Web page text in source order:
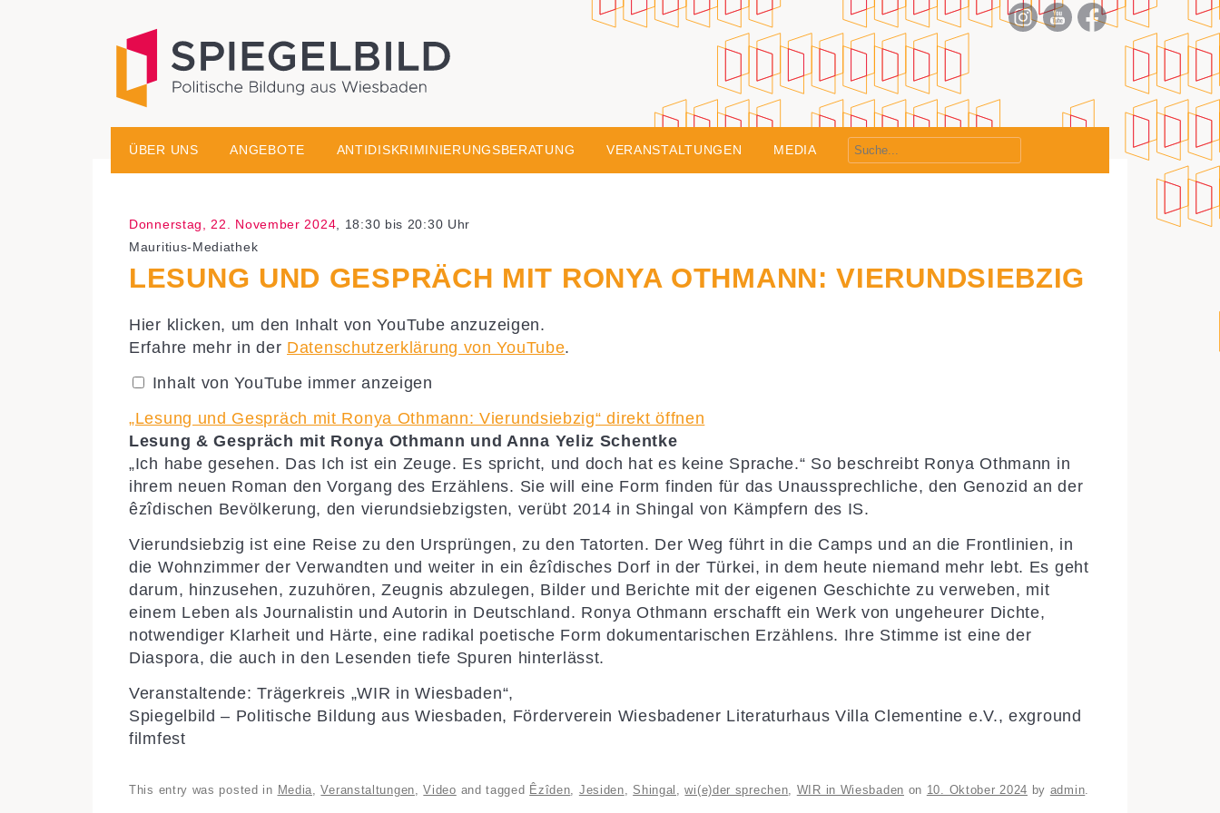
Spiegelbild – Politische Bildung aus Wiesbaden
Skip to content
ÜBER UNS ANGEBOTE ANTIDISKRIMINIERUNGSBERATUNG VERANSTALTUNGEN MEDIA
Donnerstag, 22. November 2024 , 18:30 bis 20:30 Uhr
Mauritius-Mediathek
LESUNG UND GESPRÄCH MIT RONYA OTHMANN: VIERUNDSIEBZIG
„Lesung
und
Gespräch
Ronya
Othmann:
von
YouTube
anzeigen
Hier klicken, um den Inhalt von YouTube anzuzeigen.
Erfahre mehr in der Datenschutzerklärung von YouTube.
Inhalt von YouTube immer anzeigen
„Lesung und Gespräch mit Ronya Othmann: Vierundsiebzig“ direkt öffnen
Lesung & Gespräch mit Ronya Othmann und Anna Yeliz Schentke
„Ich habe gesehen. Das Ich ist ein Zeuge. Es spricht, und doch hat es keine Sprache.“ So beschreibt Ronya Othmann in
ihrem neuen Roman den Vorgang des Erzählens. Sie will eine Form finden für das Unaussprechliche, den Genozid an der
êzîdischen Bevölkerung, den vierundsiebzigsten, verübt 2014 in Shingal von Kämpfern des IS.
Vierundsiebzig ist eine Reise zu den Ursprüngen, zu den Tatorten. Der Weg führt in die Camps und an die Frontlinien, in
die Wohnzimmer der Verwandten und weiter in ein êzîdisches Dorf in der Türkei, in dem heute niemand mehr lebt. Es geht
darum, hinzusehen, zuzuhören, Zeugnis abzulegen, Bilder und Berichte mit der eigenen Geschichte zu verweben, mit
einem Leben als Journalistin und Autorin in Deutschland. Ronya Othmann erschafft ein Werk von ungeheurer Dichte,
notwendiger Klarheit und Härte, eine radikal poetische Form dokumentarischen Erzählens. Ihre Stimme ist eine der
Diaspora, die auch in den Lesenden tiefe Spuren hinterlässt.
Veranstaltende: Trägerkreis „WIR in Wiesbaden“,
Spiegelbild – Politische Bildung aus Wiesbaden, Förderverein Wiesbadener Literaturhaus Villa Clementine e.V., exground
filmfest
This entry was posted in Media,Veranstaltungen,Video and tagged Êzîden, Jesiden, Shingal ,wi(e)der sprechen, WIR in Wiesbaden on 10. Oktober 2024 by admin.